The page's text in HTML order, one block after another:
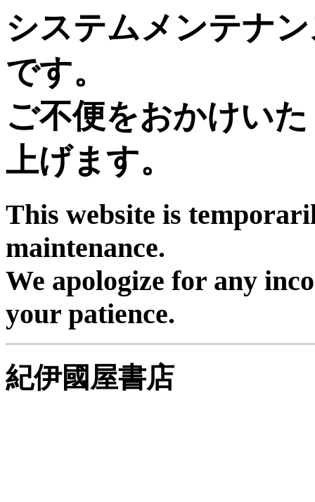
システムメンテナ
です。
ご不便をおかけい
上げます。
This website is
maintenance.
We apologize for any
your patience.
紀伊國屋書店